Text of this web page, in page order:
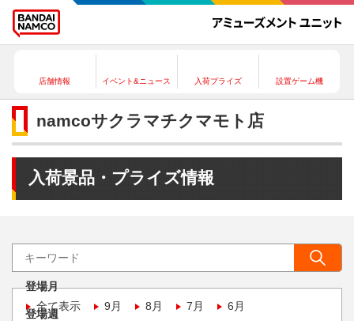
店舗情報 イベント&ニュース 入荷プライズ 設置ゲーム機
namcoサクラマチクマモト店
入荷景品・プライズ情報
登場月
全て表示
9月 8月 7月 6月
登場週